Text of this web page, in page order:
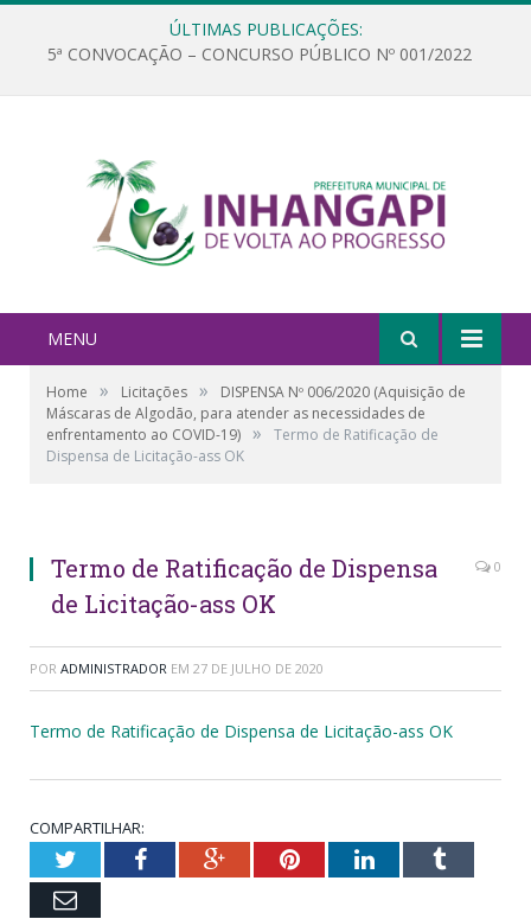
ÚLTIMAS PUBLICAÇÕES:
5ª CONVOCAÇÃO – CONCURSO PÚBLICO Nº 001/2022
MENU
Home » Licitações »
DISPENSA Nº 006/2020 (Aquisição de
Máscaras de Algodão, para atender as necessidades de
enfrentamento ao COVID-19) »
Termo de Ratificação de
Dispensa de Licitação-ass OK
Termo de Ratificação de Dispensa
de Licitação-ass OK
0
POR ADMINISTRADOR EM 27 DE JULHO DE 2020
Termo de Ratificação de Dispensa de Licitação-ass OK
COMPARTILHAR:
TwitterFacebookGoogle+PinterestLinkedInTumblr
Email